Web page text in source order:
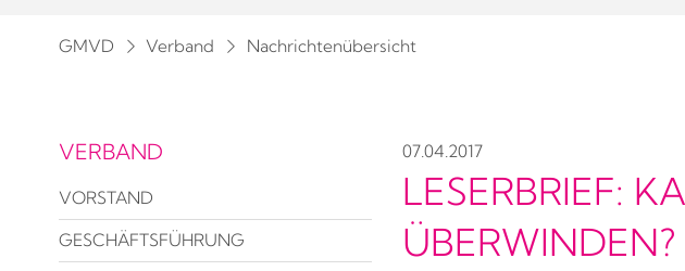
GMVD Verband Nachrichtenübersicht
07.04.2017
LESERBRIEF:
ÜBERWINDEN?
VERBAND
VORSTAND
GESCHÄFTSFÜHRUNG